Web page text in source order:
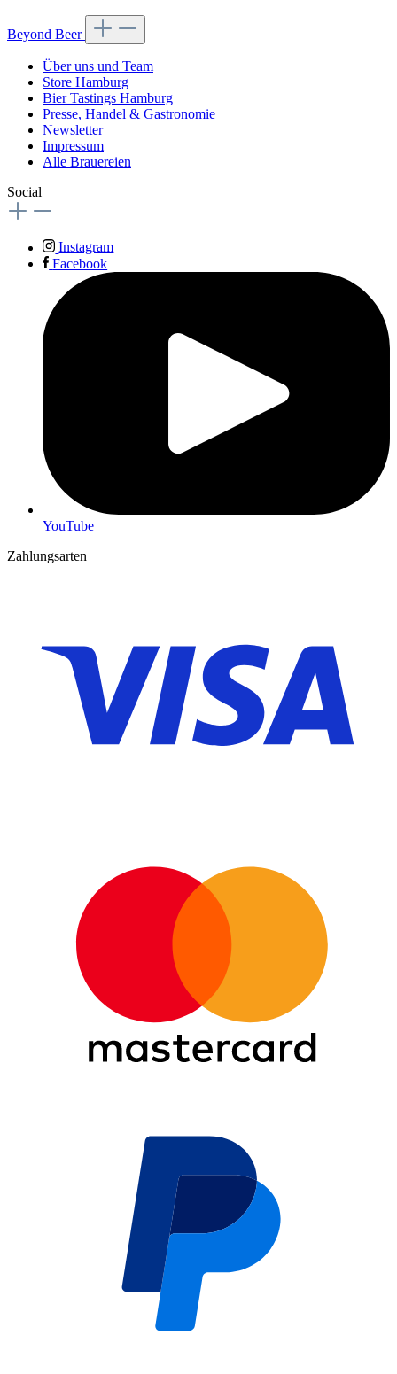
Beyond Beer
Über uns und Team
Store Hamburg
Bier Tastings Hamburg
Presse, Handel & Gastronomie
Newsletter
Impressum
Alle Brauereien
Social
Instagram
Facebook
YouTube
Zahlungsarten